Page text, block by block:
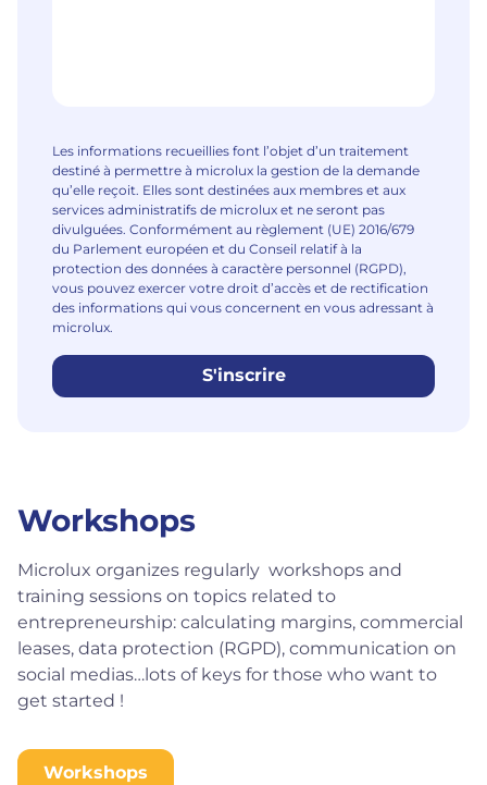
Les informations recueillies font l’objet d’un traitement
destiné à permettre à microlux la gestion de la demande
qu’elle reçoit. Elles sont destinées aux membres et aux
services administratifs de microlux et ne seront pas
divulguées. Conformément au règlement (UE) 2016/679
du Parlement européen et du Conseil relatif à la
protection des données à caractère personnel (RGPD),
vous pouvez exercer votre droit d’accès et de rectification
des informations qui vous concernent en vous adressant à
microlux.
S'inscrire
Workshops
Microlux organizes regularly workshops and
training sessions on topics related to
entrepreneurship: calculating margins, commercial
leases, data protection (RGPD), communication on
social medias…lots of keys for those who want to
get started !
Workshops